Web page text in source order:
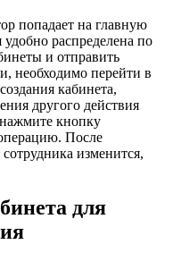
попадает на главную
распределена по
и отправить
необходимо перейти в
кабинета,
другого действия
нажмите кнопку
После
изменится,
для